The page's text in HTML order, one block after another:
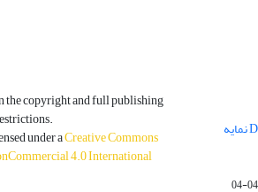
مجله فیزیک زمین و فضا در پایگاه بین المللی DOAJ نمایه
the copyright and full publishing
under aCreative Commons
4.0 International